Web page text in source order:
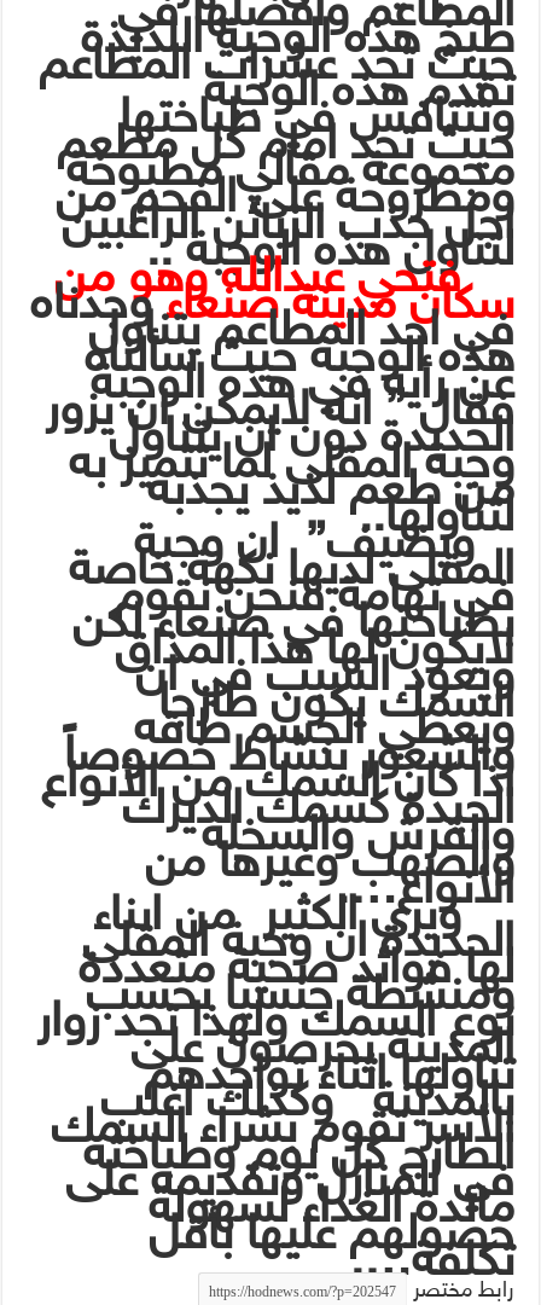
طبخ هذه الوجبة اللذيذة
حيث تجد عشرات المطاعم
تقدم هذه الوجبة
وتتتافس في طباختها
حيث تجد امام كل مطعم
مجموعة مقالي مطبوخة
ومطروحة على الفحم من
اجل جذب الزبائن الراغبين
لتناول هذه الوجبة ..
فتحي عبدالله وهو من
سكان مدينة صنعاءوجدناه
في احد المطاعم يتناول
هذه الوجبة حيث سألناه
عن رأيه في هذه الوجبة
فقال ” انه لايمكن ان يزور
الحديدة دون ان يتناول
وجبة المقلى لما تتميز به
من طعم لذيذ يجذبه
لتناولها..
ويضيف” ان وجبة
المقلى لديها نكهة خاصة
في تهامة فنحن نقوم
بطباختها في صنعاء لكن
لايكون لها هذا المذاق
ويعود السبب في ان
السمك يكون طازجا
ويعطي الجسم طاقه
والشعور بنشاط خصوصاً
اذا كان السمك من الأنواع
الجيدة كسمك الديرك
والقرش والسخله
والصهب وغيرها من
الأنواع….
ويرى الكثير من ابناء
الحديدة ان وجبة المقلى
لها فوائد صحية متعددة
ومنشطة جنسيا بحسب
نوع السمك ولهذا تجد زوار
المدينة يحرصون على
تناولها اثناء تواجدهم
بالمدينة وكذلك اغلب
الأسر تقوم بشراء السمك
الطازج كل يوم وطباخته
في المنازل وتقديمه على
مائدة الغداء لسهولة
حصولهم عليها بأقل
تكلفة….
رابط مختصر